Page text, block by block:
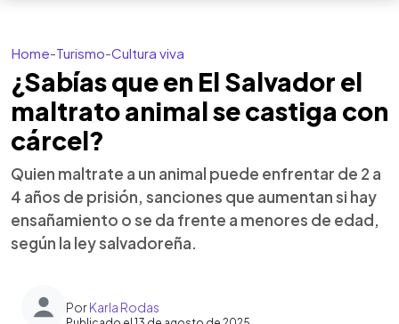
Home-Turismo-Cultura viva
¿Sabías que en El Salvador el
maltrato animal se castiga con
cárcel?
Quien maltrate a un animal puede enfrentar de 2 a
4 años de prisión, sanciones que aumentan si hay
ensañamiento o se da frente a menores de edad,
según la ley salvadoreña.
PorKarla Rodas